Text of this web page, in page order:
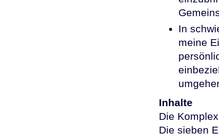
In
meine
Inhalte
Die
Die sieben